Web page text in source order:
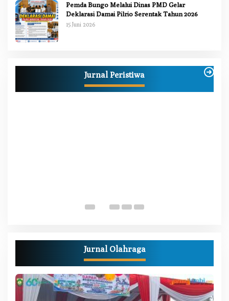
Pemda Bungo Melalui Dinas PMD Gelar
Deklarasi Damai Pilrio Serentak Tahun 2026
15 Juni 2026
Jurnal Peristiwa
PSI Batch-1, Siap Perkuat Kiprah Politik dari
Di Berita, Bungo, Daerah, Nasional, Peristiwa, Politik
Jurnal Olahraga